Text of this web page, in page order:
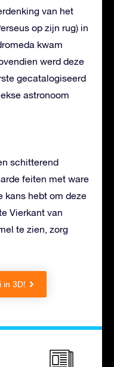
van het
op zijn rug) in
kwam
werd deze
gecatalogiseerd
astronoom
schitterend
feiten met ware
kans hebt om deze
Vierkant van
te zien, zorg
in 3D!